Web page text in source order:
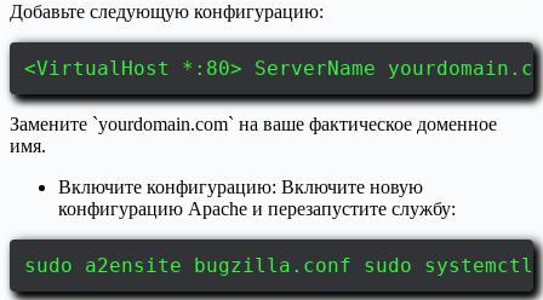
Добавьте следующую конфигурацию:
<VirtualHost *:80> ServerName
Замените `yourdomain.com` на ваше фактическое доменное
имя.
Включите конфигурацию: Включите новую
конфигурацию Apache и перезапустите службу:
sudo a2ensite bugzilla.conf sudo systemctl